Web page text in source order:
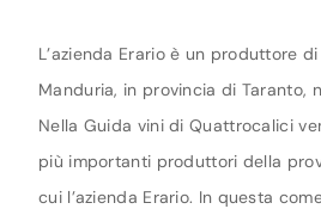
L’azienda Erario è un produttore
Manduria, in provincia di Taranto,
Nella Guida vini di Quattrocalici
più importanti produttori della
cui l’azienda Erario. In questa